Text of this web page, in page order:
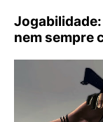
Jogabilidade:
nem sempre